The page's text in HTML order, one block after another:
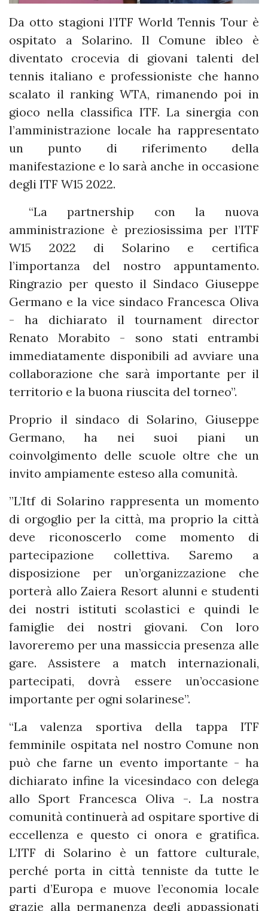
Da otto stagioni l’ITF World Tennis Tour è
ospitato a Solarino. Il Comune ibleo è
diventato crocevia di giovani talenti del
tennis italiano e professioniste che hanno
scalato il ranking WTA, rimanendo poi in
gioco nella classifica ITF. La sinergia con
l’amministrazione locale ha rappresentato
un punto di riferimento della
manifestazione e lo sarà anche in occasione
degli ITF W15 2022.
“La partnership con la nuova
amministrazione è preziosissima per l’ITF
W15 2022 di Solarino e certifica
l’importanza del nostro appuntamento.
Ringrazio per questo il Sindaco Giuseppe
Germano e la vice sindaco Francesca Oliva
- ha dichiarato il tournament director
Renato Morabito - sono stati entrambi
immediatamente disponibili ad avviare una
collaborazione che sarà importante per il
territorio e la buona riuscita del torneo”.
Proprio il sindaco di Solarino, Giuseppe
Germano, ha nei suoi piani un
coinvolgimento delle scuole oltre che un
invito ampiamente esteso alla comunità.
”L’Itf di Solarino rappresenta un momento
di orgoglio per la città, ma proprio la città
deve riconoscerlo come momento di
partecipazione collettiva. Saremo a
disposizione per un’organizzazione che
porterà allo Zaiera Resort alunni e studenti
dei nostri istituti scolastici e quindi le
famiglie dei nostri giovani. Con loro
lavoreremo per una massiccia presenza alle
gare. Assistere a match internazionali,
partecipati, dovrà essere un’occasione
importante per ogni solarinese”.
“La valenza sportiva della tappa ITF
femminile ospitata nel nostro Comune non
può che farne un evento importante - ha
dichiarato infine la vicesindaco con delega
allo Sport Francesca Oliva -. La nostra
comunità continuerà ad ospitare sportive di
eccellenza e questo ci onora e gratifica.
L’ITF di Solarino è un fattore culturale,
perché porta in città tenniste da tutte le
parti d’Europa e muove l’economia locale
grazie alla permanenza degli appassionati